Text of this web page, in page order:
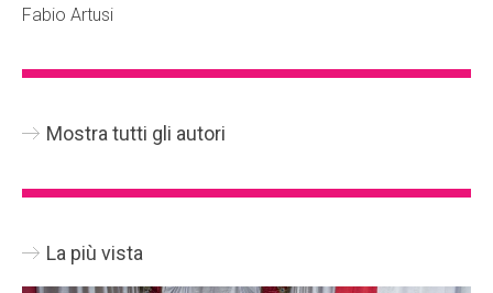
Fabio Artusi
Mostra tutti gli autori
La più vista